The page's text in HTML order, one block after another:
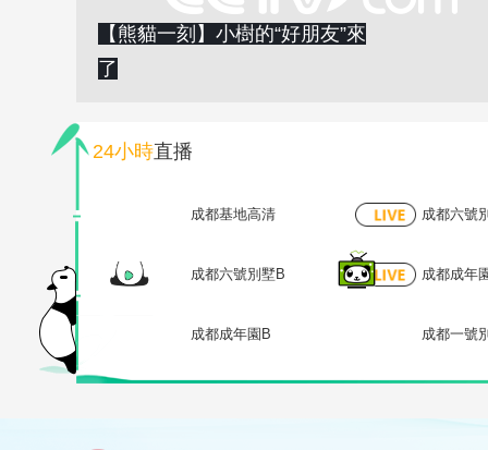
【熊貓一刻】小樹的“好朋友”來
了
24小時直播
成都基地高清 成都六號
成都六號別墅B 成都成年
成都成年園B 成都一號